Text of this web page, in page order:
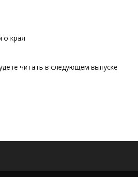
края
читать в следующем выпуске